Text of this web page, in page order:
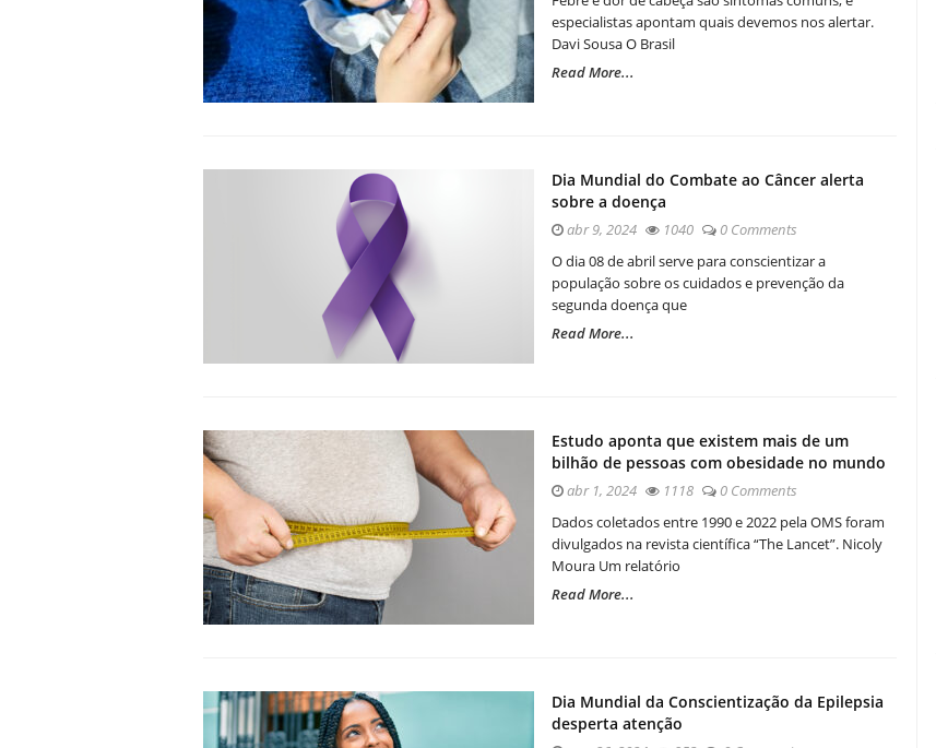
especialistas apontam quais devemos nos alertar.
Davi Sousa O Brasil
Read More...
Dia Mundial do Combate ao Câncer alerta
sobre a doença
abr 9, 2024 1040
0 Comments
O dia 08 de abril serve para conscientizar a
população sobre os cuidados e prevenção da
segunda doença que
Read More...
Estudo aponta que existem mais de um
bilhão de pessoas com obesidade no mundo
abr 1, 2024 1118
0 Comments
Dados coletados entre 1990 e 2022 pela OMS foram
divulgados na revista científica “The Lancet”. Nicoly
Moura Um relatório
Read More...
Dia Mundial da Conscientização da Epilepsia
desperta atenção